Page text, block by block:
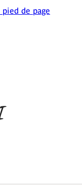
pied de page